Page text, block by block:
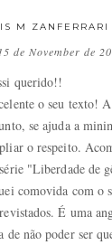
M ZANFERRARI
15 de November de
querido!!
o seu texto!
se ajuda a
o respeito.
"Liberdade de
comovida com o
É uma
de não poder ser